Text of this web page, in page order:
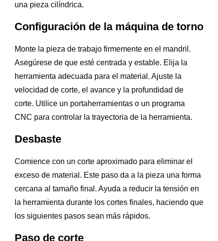
una pieza cilíndrica.
Configuración de la máquina de torno
Monte la pieza de trabajo firmemente en el mandril.
Asegúrese de que esté centrada y estable. Elija la
herramienta adecuada para el material. Ajuste la
velocidad de corte, el avance y la profundidad de
corte. Utilice un portaherramientas o un programa
CNC para controlar la trayectoria de la herramienta.
Desbaste
Comience con un corte aproximado para eliminar el
exceso de material. Este paso da a la pieza una forma
cercana al tamaño final. Ayuda a reducir la tensión en
la herramienta durante los cortes finales, haciendo que
los siguientes pasos sean más rápidos.
Paso de corte